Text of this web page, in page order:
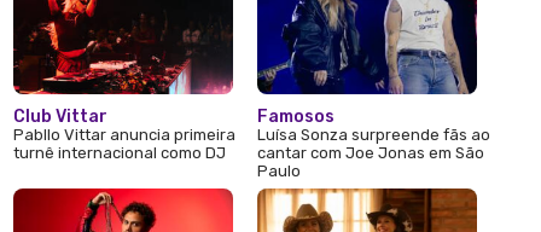
Club Vittar
Pabllo Vittar anuncia primeira
turnê internacional como DJ
Famosos
Luísa Sonza surpreende fãs ao
cantar com Joe Jonas em São
Paulo